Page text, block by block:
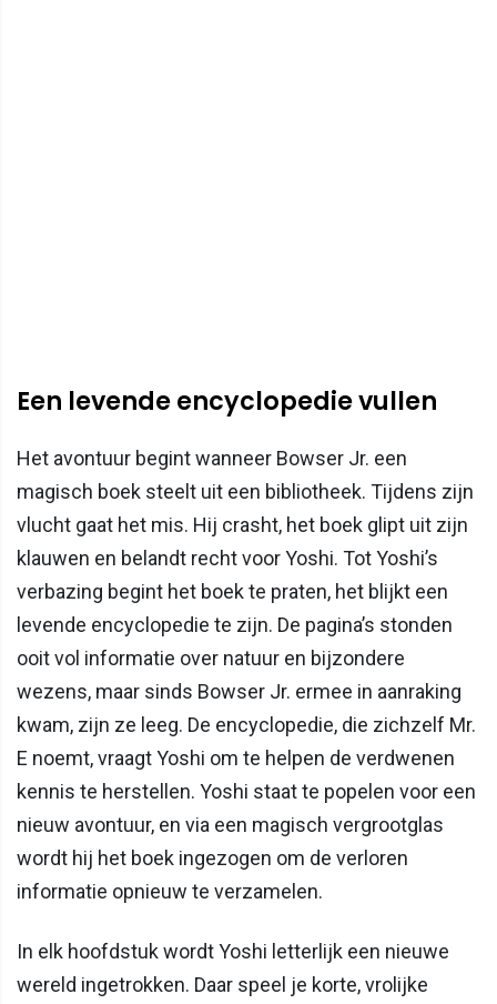
Een levende encyclopedie vullen
Het avontuur begint wanneer Bowser Jr. een
magisch boek steelt uit een bibliotheek. Tijdens zijn
vlucht gaat het mis. Hij crasht, het boek glipt uit zijn
klauwen en belandt recht voor Yoshi. Tot Yoshi’s
verbazing begint het boek te praten, het blijkt een
levende encyclopedie te zijn. De pagina’s stonden
ooit vol informatie over natuur en bijzondere
wezens, maar sinds Bowser Jr. ermee in aanraking
kwam, zijn ze leeg. De encyclopedie, die zichzelf Mr.
E noemt, vraagt Yoshi om te helpen de verdwenen
kennis te herstellen. Yoshi staat te popelen voor een
nieuw avontuur, en via een magisch vergrootglas
wordt hij het boek ingezogen om de verloren
informatie opnieuw te verzamelen.
In elk hoofdstuk wordt Yoshi letterlijk een nieuwe
wereld ingetrokken. Daar speel je korte, vrolijke